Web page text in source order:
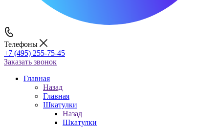
Телефоны
+7 (495) 255-75-45
Заказать звонок
Главная
Назад
Главная
Шкатулки
Назад
Шкатулки